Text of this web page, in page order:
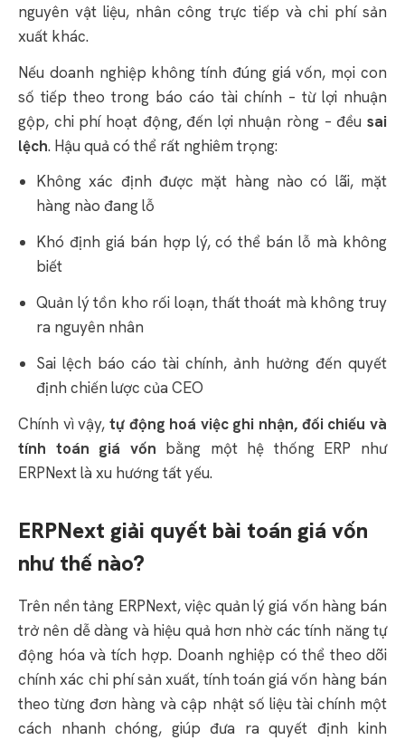
nguyên vật liệu, nhân công trực tiếp và chi phí sản
xuất khác.
Nếu doanh nghiệp không tính đúng giá vốn, mọi con
số tiếp theo trong báo cáo tài chính – từ lợi nhuận
gộp, chi phí hoạt động, đến lợi nhuận ròng – đều sai
lệch. Hậu quả có thể rất nghiêm trọng:
Không xác định được mặt hàng nào có lãi, mặt
hàng nào đang lỗ
Khó định giá bán hợp lý, có thể bán lỗ mà không
biết
Quản lý tồn kho rối loạn, thất thoát mà không truy
ra nguyên nhân
Sai lệch báo cáo tài chính, ảnh hưởng đến quyết
định chiến lược của CEO
Chính vì vậy, tự động hoá việc ghi nhận, đối chiếu và
tính toán giá vốn bằng một hệ thống ERP như
ERPNext là xu hướng tất yếu.
ERPNext giải quyết bài toán giá vốn
như thế nào?
Trên nền tảng ERPNext, việc quản lý giá vốn hàng bán
trở nên dễ dàng và hiệu quả hơn nhờ các tính năng tự
động hóa và tích hợp. Doanh nghiệp có thể theo dõi
chính xác chi phí sản xuất, tính toán giá vốn hàng bán
theo từng đơn hàng và cập nhật số liệu tài chính một
cách nhanh chóng, giúp đưa ra quyết định kinh